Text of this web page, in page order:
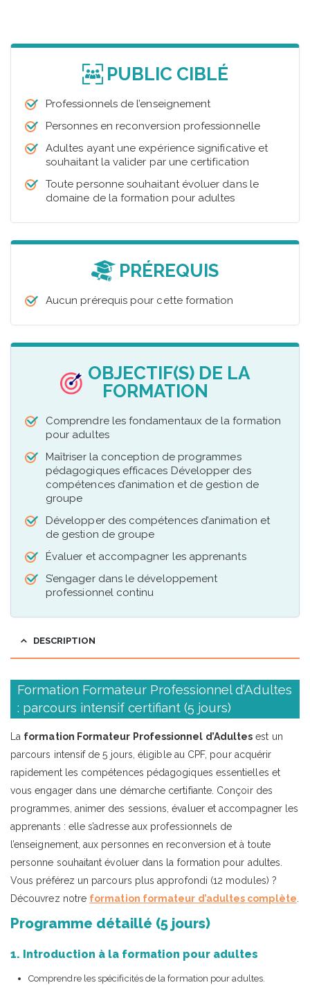
PUBLIC CIBLÉ
Professionnels de l’enseignement
Personnes en reconversion professionnelle
Adultes ayant une expérience significative et
souhaitant la valider par une certification
Toute personne souhaitant évoluer dans le
domaine de la formation pour adultes
PRÉREQUIS
Aucun prérequis pour cette formation
OBJECTIF(S) DE LA
FORMATION
Comprendre les fondamentaux de la formation
pour adultes
Maîtriser la conception de programmes
pédagogiques efficaces Développer des
compétences d’animation et de gestion de
groupe
Développer des compétences d’animation et
de gestion de groupe
Évaluer et accompagner les apprenants
S’engager dans le développement
professionnel continu
DESCRIPTION
Formation Formateur Professionnel d’Adultes
: parcours intensif certifiant (5 jours)
La formation Formateur Professionnel d’Adultes est un
parcours intensif de 5 jours, éligible au CPF, pour acquérir
rapidement les compétences pédagogiques essentielles et
vous engager dans une démarche certifiante. Conçoir des
programmes, animer des sessions, évaluer et accompagner les
apprenants : elle s’adresse aux professionnels de
l’enseignement, aux personnes en reconversion et à toute
personne souhaitant évoluer dans la formation pour adultes.
Vous préférez un parcours plus approfondi (12 modules) ?
Découvrez notre formation formateur d’adultes complète.
Programme détaillé (5 jours)
1. Introduction à la formation pour adultes
Comprendre les spécificités de la formation pour adultes.